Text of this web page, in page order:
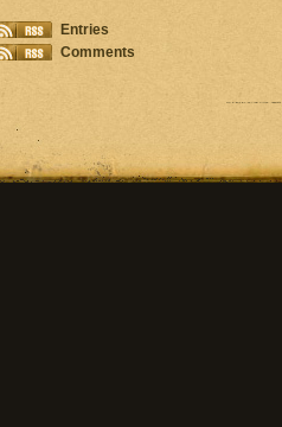
Entries
Comments